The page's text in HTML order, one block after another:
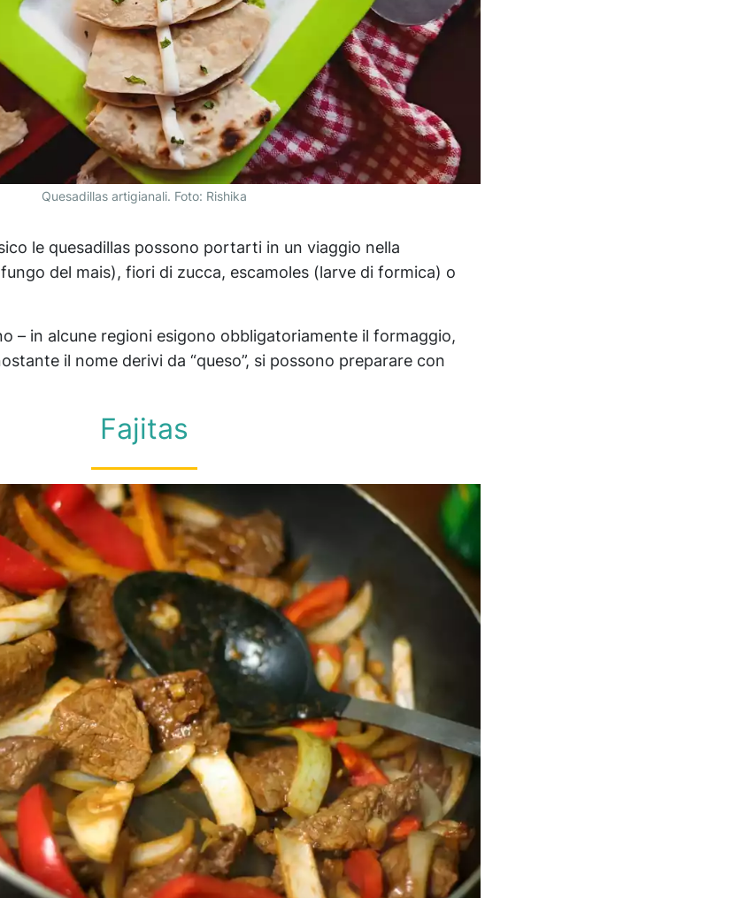
Quesadillas artigianali. Foto: Rishika
le quesadillas possono portarti in un viaggio nella
del mais), fiori di zucca, escamoles (larve di formica) o
– in alcune regioni esigono obbligatoriamente il formaggio,
il nome derivi da “queso”, si possono preparare con
Fajitas